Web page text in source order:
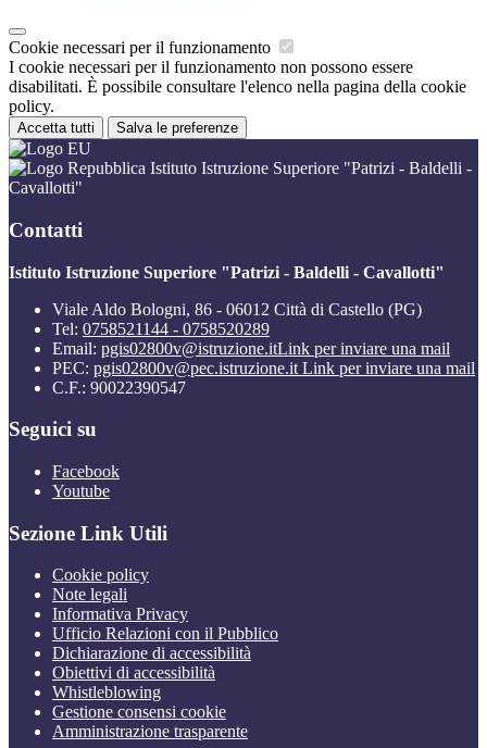
Cookie necessari per il funzionamento
I cookie necessari per il funzionamento non possono essere
disabilitati. È possibile consultare l'elenco nella pagina della cookie
policy.
Accetta tutti Salva le preferenze
Istituto Istruzione Superiore "Patrizi - Baldelli -
Cavallotti"
Contatti
Istituto Istruzione Superiore "Patrizi - Baldelli - Cavallotti"
Viale Aldo Bologni, 86 - 06012 Città di Castello (PG)
Tel: 0758521144 - 0758520289
Email: pgis02800v@istruzione.itLink per inviare una mail
PEC: pgis02800v@pec.istruzione.it Link per inviare una mail
C.F.: 90022390547
Seguici su
Facebook
Youtube
Sezione Link Utili
Cookie policy
Note legali
Informativa Privacy
Ufficio Relazioni con il Pubblico
Dichiarazione di accessibilità
Obiettivi di accessibilità
Whistleblowing
Gestione consensi cookie
Amministrazione trasparente